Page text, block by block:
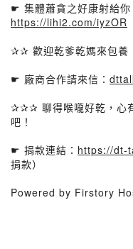
☛ 集體蕭貪之好康射給你
https://lihi2.com/iyzOR
✰✰ 歡迎乾爹乾媽來包養
☛ 廠商合作請來信：
✰✰✰ 聊得喉嚨好乾，心
吧！
☛ 捐款連結： https://dt-
捐款）
Powered by Firstory